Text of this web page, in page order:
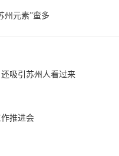
州元素”蛮多
吸引苏州人看过来
推进会